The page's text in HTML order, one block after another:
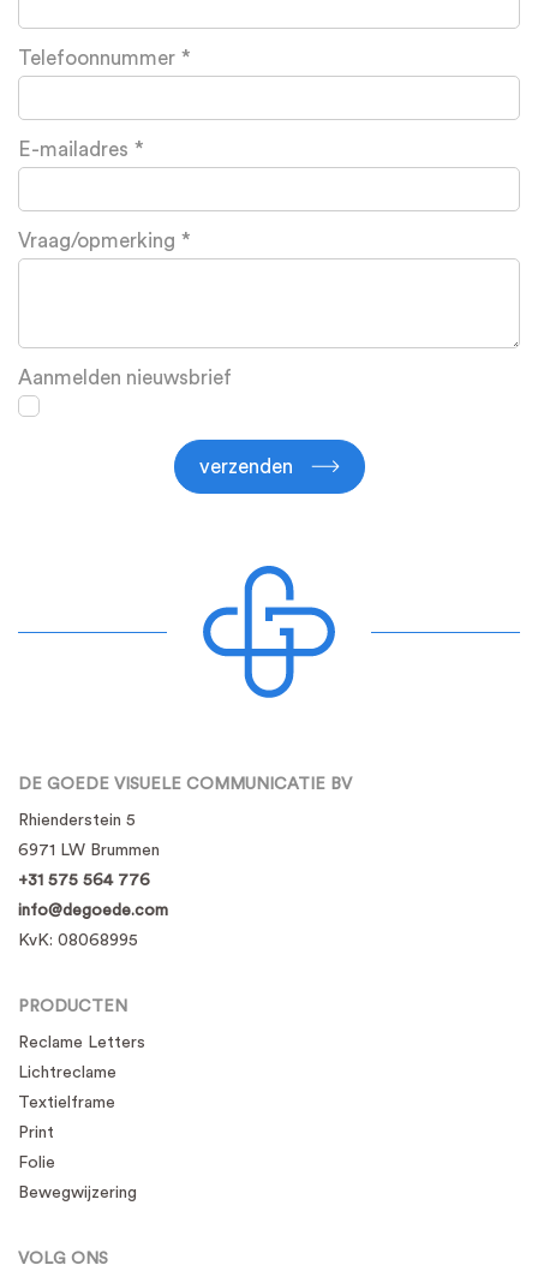
Telefoonnummer
E-mailadres
Vraag/opmerking
Aanmelden nieuwsbrief
verzenden
DE GOEDE VISUELE COMMUNICATIE BV
Rhienderstein 5
6971 LW Brummen
+31 575 564 776
info@degoede.com
KvK: 08068995
PRODUCTEN
Reclame Letters
Lichtreclame
Textielframe
Print
Folie
Bewegwijzering
VOLG ONS